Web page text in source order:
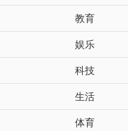
教育
娱乐
科技
生活
体育